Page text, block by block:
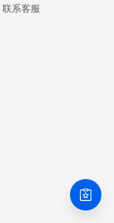
联系客服